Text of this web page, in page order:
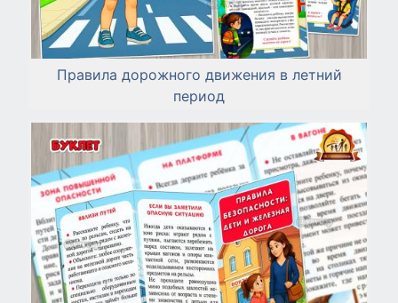
Правила дорожного движения в летний
период